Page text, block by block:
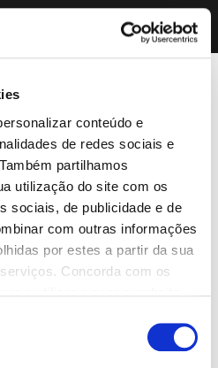
conteúdo e
de redes sociais e
partilhamos
utilização do site com os
sociais, de publicidade e de
com outras informações
por estes a partir da sua
Concorda com os